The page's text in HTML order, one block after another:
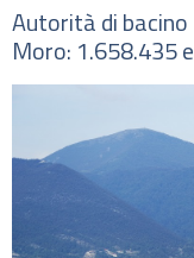
Autorità di bacino
Moro: 1.658.435